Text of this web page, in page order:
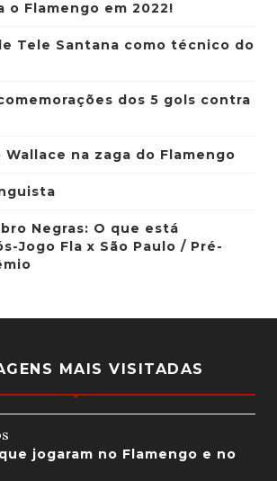
o Flamengo em 2022!
Tele Santana como técnico do
dos 5 gols contra
na zaga do Flamengo
Negras: O que está
Jogo Fla x São Paulo / Pré-
MAIS VISITADAS
jogaram no Flamengo e no